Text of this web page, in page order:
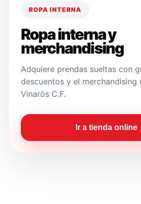
ROPA INTERNA
Ropa interna y
merchandising
Adquiere prendas sueltas con
descuentos y el merchandising
Vinaròs C.F.
Ir a tienda online